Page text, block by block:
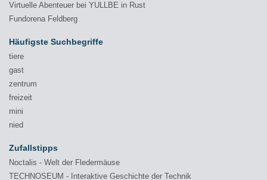
Virtuelle Abenteuer bei YULLBE in Rust
Fundorena Feldberg
Häufigste Suchbegriffe
tiere
gast
zentrum
freizeit
mini
nied
Zufallstipps
Noctalis - Welt der Fledermäuse
TECHNOSEUM - Interaktive Geschichte der Technik